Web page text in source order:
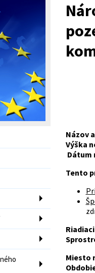
Názov
Výška
Dátum
Tento
Miesto